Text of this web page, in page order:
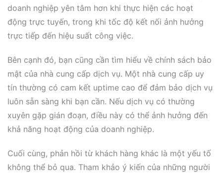
doanh nghiệp yên tâm hơn khi thực hiện các hoạt
động trực tuyến, trong khi tốc độ kết nối ảnh hưởng
trực tiếp đến hiệu suất công việc.
Bên cạnh đó, bạn cũng cần tìm hiểu về chính sách bảo
mật của nhà cung cấp dịch vụ. Một nhà cung cấp uy
tín thường có cam kết uptime cao để đảm bảo dịch vụ
luôn sẵn sàng khi bạn cần. Nếu dịch vụ có thường
xuyên gặp gián đoạn, điều này có thể ảnh hưởng đến
khả năng hoạt động của doanh nghiệp.
Cuối cùng, phản hồi từ khách hàng khác là một yếu tố
không thể bỏ qua. Tham khảo ý kiến của những người